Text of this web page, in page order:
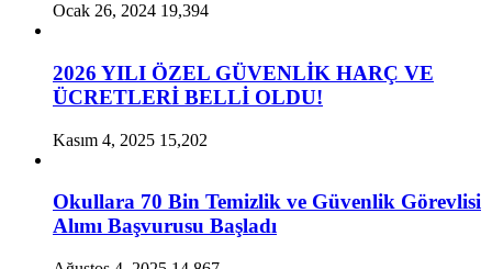
Ocak 26, 2024 19,394
2026 YILI ÖZEL GÜVENLİK HARÇ VE
ÜCRETLERİ BELLİ OLDU!
Kasım 4, 2025 15,202
Okullara 70 Bin Temizlik ve Güvenlik Görevlisi
Alımı Başvurusu Başladı